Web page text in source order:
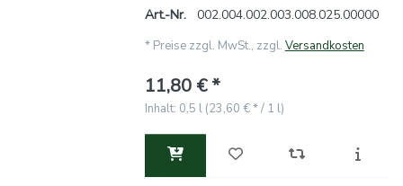
Art.-Nr.
002.004.002.003.008.025.00000
* Preise zzgl. MwSt., zzgl. Versandkosten
11,80 € *
Inhalt: 0,5 l (23,60 € * / 1 l)